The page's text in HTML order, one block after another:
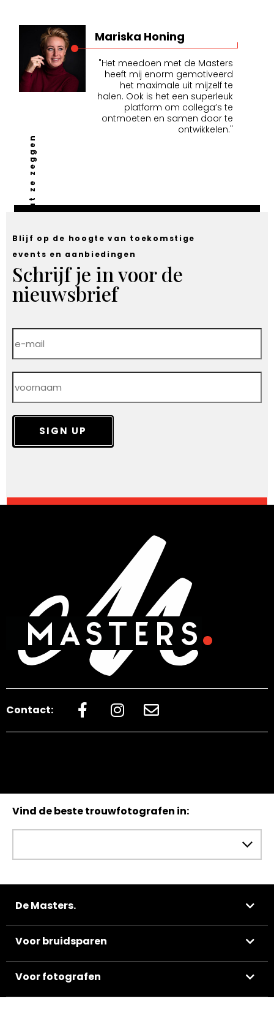
Mariska Honing
"Het meedoen met de Masters
heeft mij enorm gemotiveerd
het maximale uit mijzelf te
halen. Ook is het een superleuk
platform om collega’s te
ontmoeten en samen door te
ontwikkelen."
wat ze zeggen
Blijf op de hoogte van toekomstige
events en aanbiedingen
Schrijf je in voor de
nieuwsbrief
SIGN UP
Contact:
Vind de beste trouwfotografen in:
De Masters.
Voor bruidsparen
Voor fotografen